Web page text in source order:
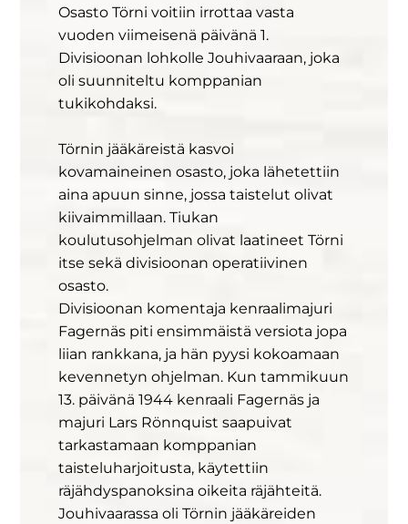
Osasto Törni voitiin irrottaa vasta
vuoden viimeisenä päivänä 1.
Divisioonan lohkolle Jouhivaaraan, joka
oli suunniteltu komppanian
tukikohdaksi.
Törnin jääkäreistä kasvoi
kovamaineinen osasto, joka lähetettiin
aina apuun sinne, jossa taistelut olivat
kiivaimmillaan. Tiukan
koulutusohjelman olivat laatineet Törni
itse sekä divisioonan operatiivinen
osasto.
Divisioonan komentaja kenraalimajuri
Fagernäs piti ensimmäistä versiota jopa
liian rankkana, ja hän pyysi kokoamaan
kevennetyn ohjelman. Kun tammikuun
13. päivänä 1944 kenraali Fagernäs ja
majuri Lars Rönnquist saapuivat
tarkastamaan komppanian
taisteluharjoitusta, käytettiin
räjähdyspanoksina oikeita räjähteitä.
Jouhivaarassa oli Törnin jääkäreiden